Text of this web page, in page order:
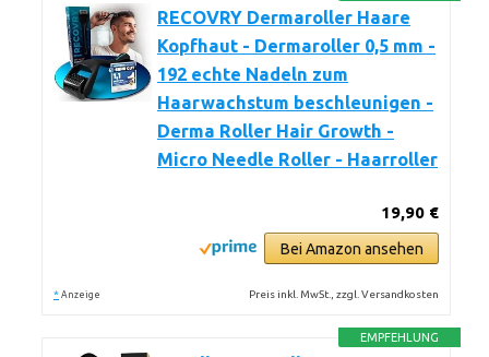
RECOVRY Dermaroller Haare
Kopfhaut - Dermaroller 0,5 mm -
192 echte Nadeln zum
Haarwachstum beschleunigen -
Derma Roller Hair Growth -
Micro Needle Roller - Haarroller
19,90 €
Bei Amazon ansehen
* Anzeige Preis inkl. MwSt., zzgl. Versandkosten
EMPFEHLUNG